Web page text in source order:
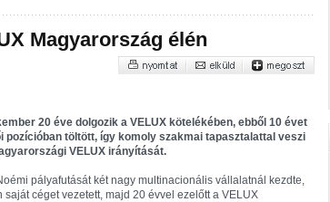
Magyarország élén
20 éve dolgozik a VELUX kötelékében, ebből 10 évet
pozícióban töltött, így komoly szakmai tapasztalattal veszi
VELUX irányítását.
pályafutását két nagy multinacionális vállalatnál kezdte,
saját céget vezetett, majd 20 évvel ezelőtt a VELUX